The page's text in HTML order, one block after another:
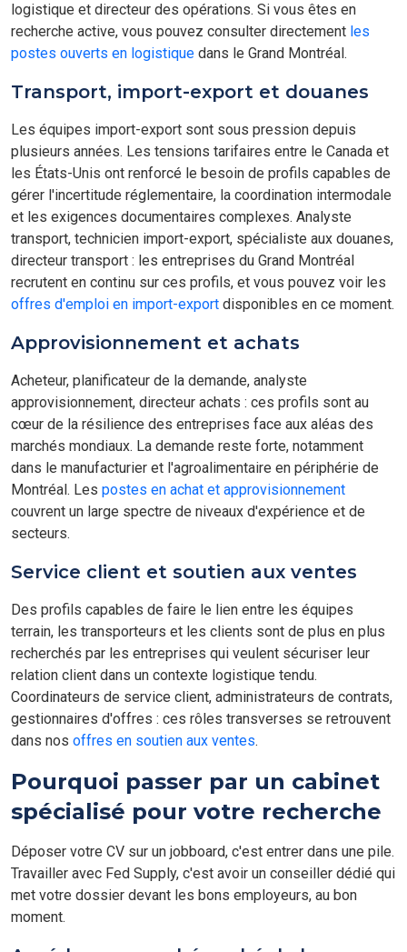
logistique et directeur des opérations. Si vous êtes en
recherche active, vous pouvez consulter directement les
postes ouverts en logistique dans le Grand Montréal.
Transport, import-export et douanes
Les équipes import-export sont sous pression depuis
plusieurs années. Les tensions tarifaires entre le Canada et
les États-Unis ont renforcé le besoin de profils capables de
gérer l'incertitude réglementaire, la coordination intermodale
et les exigences documentaires complexes. Analyste
transport, technicien import-export, spécialiste aux douanes,
directeur transport : les entreprises du Grand Montréal
recrutent en continu sur ces profils, et vous pouvez voir les
offres d'emploi en import-export disponibles en ce moment.
Approvisionnement et achats
Acheteur, planificateur de la demande, analyste
approvisionnement, directeur achats : ces profils sont au
cœur de la résilience des entreprises face aux aléas des
marchés mondiaux. La demande reste forte, notamment
dans le manufacturier et l'agroalimentaire en périphérie de
Montréal. Les postes en achat et approvisionnement
couvrent un large spectre de niveaux d'expérience et de
secteurs.
Service client et soutien aux ventes
Des profils capables de faire le lien entre les équipes
terrain, les transporteurs et les clients sont de plus en plus
recherchés par les entreprises qui veulent sécuriser leur
relation client dans un contexte logistique tendu.
Coordinateurs de service client, administrateurs de contrats,
gestionnaires d'offres : ces rôles transverses se retrouvent
dans nos offres en soutien aux ventes.
Pourquoi passer par un cabinet
spécialisé pour votre recherche
Déposer votre CV sur un jobboard, c'est entrer dans une pile.
Travailler avec Fed Supply, c'est avoir un conseiller dédié qui
met votre dossier devant les bons employeurs, au bon
moment.